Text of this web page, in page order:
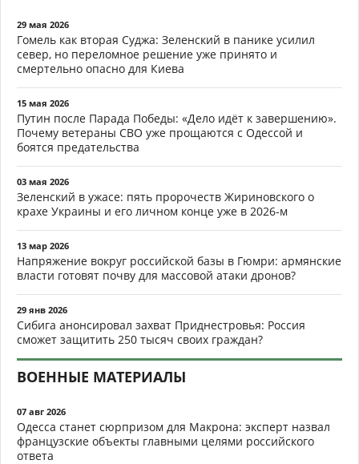
29 мая 2026
Гомель как вторая Суджа: Зеленский в панике усилил
север, но переломное решение уже принято и
смертельно опасно для Киева
15 мая 2026
Путин после Парада Победы: «Дело идёт к завершению».
Почему ветераны СВО уже прощаются с Одессой и
боятся предательства
03 мая 2026
Зеленский в ужасе: пять пророчеств Жириновского о
крахе Украины и его личном конце уже в 2026-м
13 мар 2026
Напряжение вокруг российской базы в Гюмри: армянские
власти готовят почву для массовой атаки дронов?
29 янв 2026
Сибига анонсировал захват Приднестровья: Россия
сможет защитить 250 тысяч своих граждан?
ВОЕННЫЕ МАТЕРИАЛЫ
07 авг 2026
Одесса станет сюрпризом для Макрона: эксперт назвал
французские объекты главными целями российского
ответа